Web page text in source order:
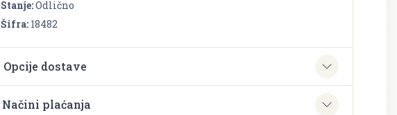
Stanje:Odlično
Šifra: 18482
Opcije dostave
Načini plaćanja